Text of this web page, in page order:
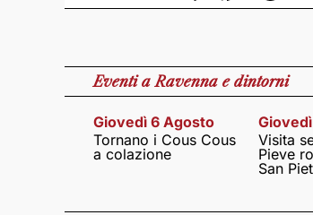
Eventia Ravenna e dintorni
Giovedì 6 Agosto
Tornano i Cous Cous
a colazione
Visita
Pieve
San